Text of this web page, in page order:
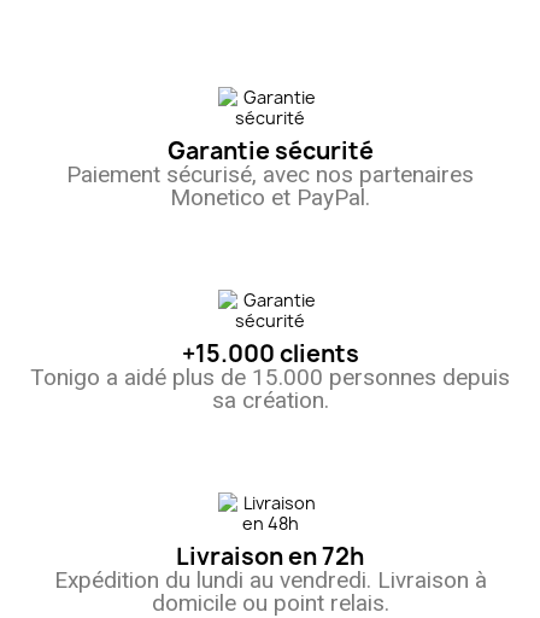
Garantie sécurité
Paiement sécurisé, avec nos partenaires
Monetico et PayPal.
+15.000 clients
Tonigo a aidé plus de 15.000 personnes depuis
sa création.
Livraison en 72h
Expédition du lundi au vendredi. Livraison à
domicile ou point relais.